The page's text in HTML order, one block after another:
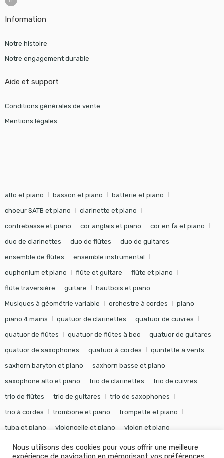
Information
Notre histoire
Notre engagement durable
Aide et support
Conditions générales de vente
Mentions légales
alto et piano basson et piano batterie et piano
choeur SATB et piano clarinette et piano
contrebasse et piano cor anglais et piano cor en fa et piano
duo de clarinettes duo de flûtes duo de guitares
ensemble de flûtes ensemble instrumental
euphonium et piano flûte et guitare flûte et piano
flûte traversière guitare hautbois et piano
Musiques à géométrie variable orchestre à cordes piano
piano 4 mains quatuor de clarinettes quatuor de cuivres
quatuor de flûtes quatuor de flûtes à bec quatuor de guitares
quatuor de saxophones quatuor à cordes quintette à vents
saxhorn baryton et piano saxhorn basse et piano
saxophone alto et piano trio de clarinettes trio de cuivres
trio de flûtes trio de guitares trio de saxophones
trio à cordes trombone et piano trompette et piano
tuba et piano violoncelle et piano violon et piano
Nous utilisons des cookies pour vous offrir une meilleure